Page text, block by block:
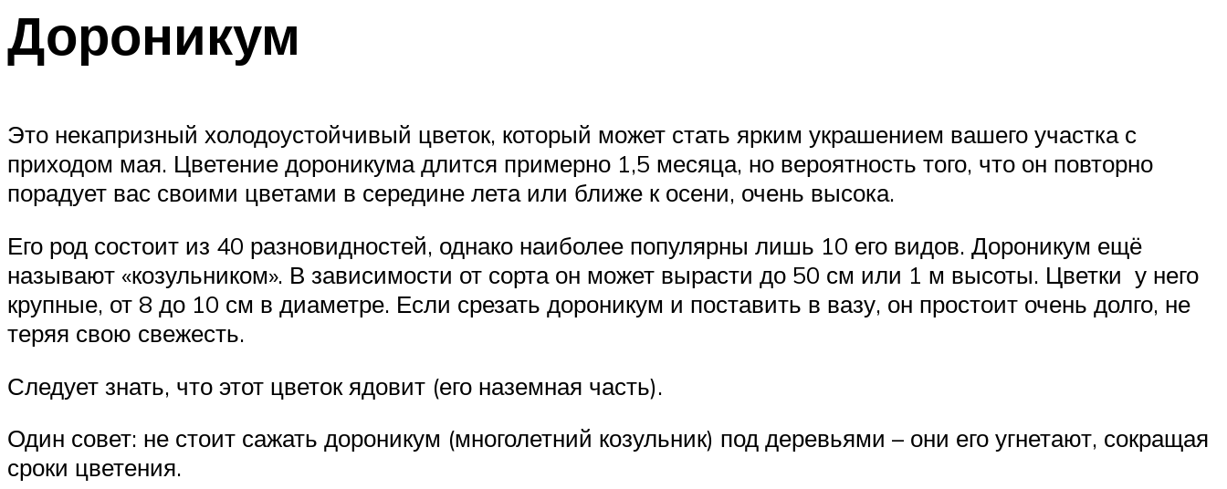
Дороникум
Это некапризный холодоустойчивый цветок, который может стать ярким украшением вашего участка с
приходом мая. Цветение дороникума длится примерно 1,5 месяца, но вероятность того, что он повторно
порадует вас своими цветами в середине лета или ближе к осени, очень высока.
Его род состоит из 40 разновидностей, однако наиболее популярны лишь 10 его видов. Дороникум ещё
называют «козульником». В зависимости от сорта он может вырасти до 50 см или 1 м высоты. Цветки у него
крупные, от 8 до 10 см в диаметре. Если срезать дороникум и поставить в вазу, он простоит очень долго, не
теряя свою свежесть.
Следует знать, что этот цветок ядовит (его наземная часть).
Один совет: не стоит сажать дороникум (многолетний козульник) под деревьями – они его угнетают, сокращая
сроки цветения.